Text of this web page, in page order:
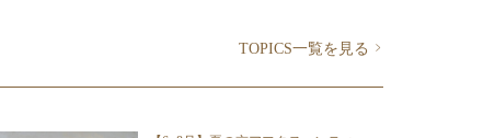
TOPICS一覧を見る >